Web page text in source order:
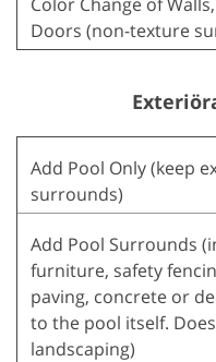
Doors (non-texture
Add Pool Only (keep
surrounds)
Add Pool Surrounds
furniture, safety
paving, concrete or
to the pool itself.
landscaping)